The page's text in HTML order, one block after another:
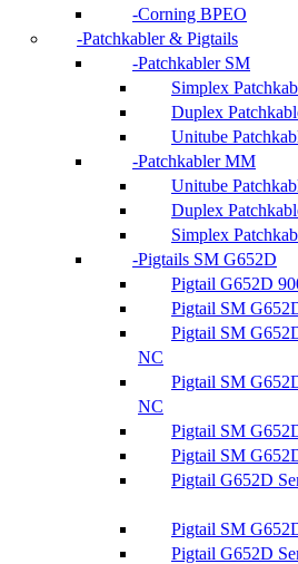
Corning BPEO
Patchkabler & Pigtails
Patchkabler SM
Simplex
Duplex
Unitube
Patchkabler MM
Unitube
Duplex
Simplex
Pigtails SM G652D
Pigtail G652D
Pigtail SM
Pigtail SM
NC
Pigtail SM
NC
Pigtail SM
Pigtail SM
Pigtail G652D
Pigtail SM
Pigtail G652D